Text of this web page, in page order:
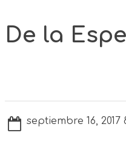
De la
septiembre 16, 2017